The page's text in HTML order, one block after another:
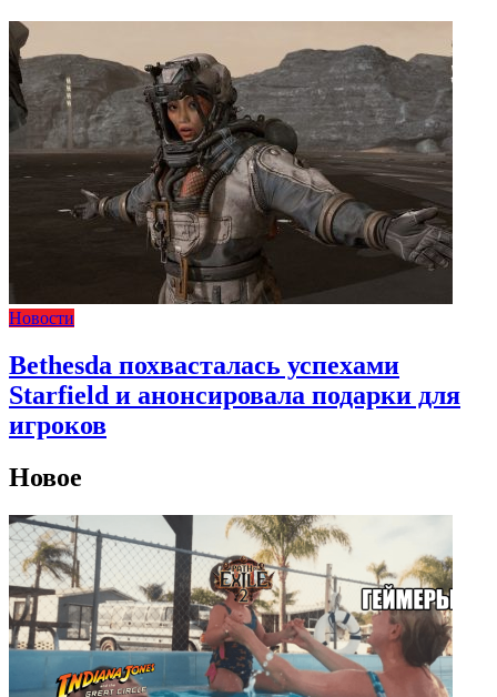
Новости
Bethesda похвасталась успехами
Starfield и анонсировала подарки для
игроков
Новое